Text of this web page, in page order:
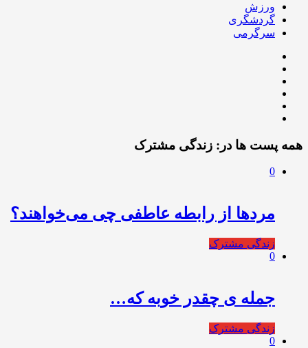
ورزش
گردشگری
سرگرمی
همه پست ها در: زندگی مشترک
0
مردها از رابطه عاطفی چی می‌خواهند؟
زندگی مشترک
0
جمله ی چقدر خوبه که…
زندگی مشترک
0